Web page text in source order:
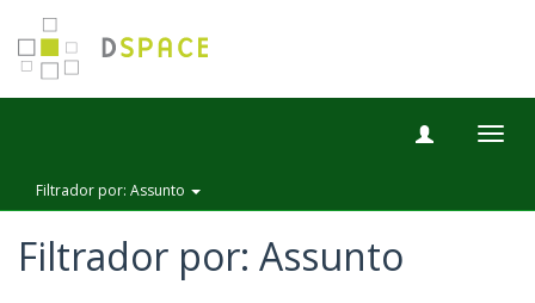
Filtrador por: Assunto
Filtrador por: Assunto